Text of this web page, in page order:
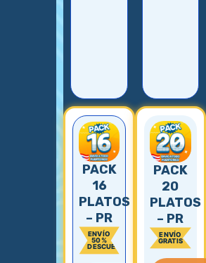
PACK
16
PLATOS
– PR
PACK
20
PLATOS
– PR